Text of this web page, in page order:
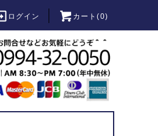
ログイン カート(0)